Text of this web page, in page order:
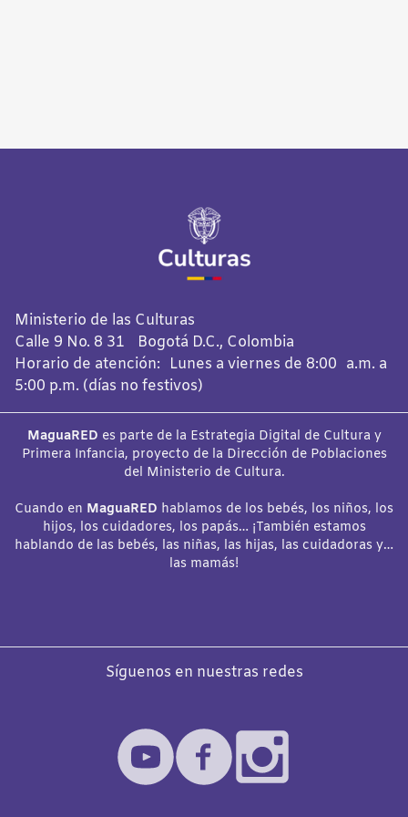
Ministerio de las Culturas
Calle 9 No. 8 31 Bogotá D.C., Colombia
Horario de atención: Lunes a viernes de 8:00 a.m. a
5:00 p.m. (días no festivos)
MaguaRED es parte de la Estrategia Digital de Cultura y
Primera Infancia, proyecto de la Dirección de Poblaciones
del Ministerio de Cultura.
Cuando en MaguaRED hablamos de los bebés, los niños, los
hijos, los cuidadores, los papás… ¡También estamos
hablando de las bebés, las niñas, las hijas, las cuidadoras y…
las mamás!
Síguenos en nuestras redes